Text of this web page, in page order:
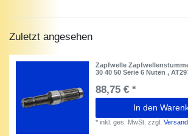
Zuletzt angesehen
Zapfwelle
30 40 50 Serie 6 Nuten ,
88,75 € *
In den
*inkl. ges. MwSt. zzgl.